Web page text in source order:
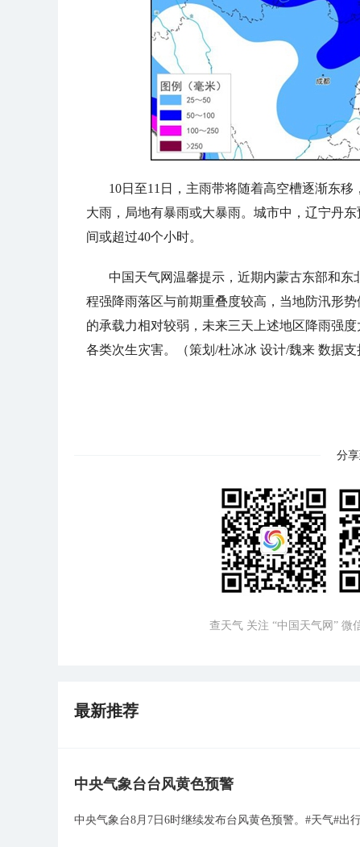
10日至11日，主雨带将随着高空槽逐渐东
大雨，局地有暴雨或大暴雨。城市中，辽宁丹
间或超过40个小时。
中国天气网温馨提示，近期内蒙古东部和
程强降雨落区与前期重叠度较高，当地防汛形
的承载力相对较弱，未来三天上述地区降雨强
各类次生灾害。（策划/杜冰冰 设计/魏来 数据支
分享
查天气 关注 “中国天气网” 微
最新推荐
​中央气象台台风黄色预警
中央气象台8月7日6时继续发布台风黄色预警。#天气#出